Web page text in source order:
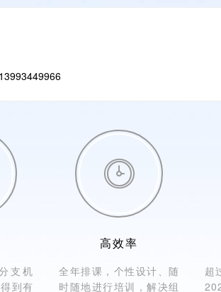
支机
到有

高效率
全年排课，个性设计、随
时随地进行培训，解决组
超